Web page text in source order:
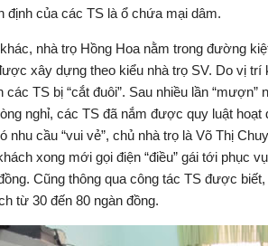
định của các TS là ổ chứa mại dâm.
nhà trọ Hồng Hoa nằm trong đường
xây dựng theo kiểu nhà trọ SV. Do vị trí
các TS bị “cắt đuôi”. Sau nhiều lần
nghỉ, các TS đã nắm được quy luật
nhu cầu “vui vẻ”, chủ nhà trọ là Võ Thị
xong mới gọi điện “điều” gái tới phục
Cũng thông qua công tác TS được
từ 30 đến 80 ngàn đồng.